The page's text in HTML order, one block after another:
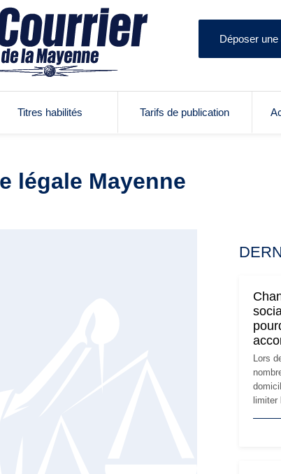
Déposer
Titres habilités Tarifs de publication
légale Mayenne
Lors